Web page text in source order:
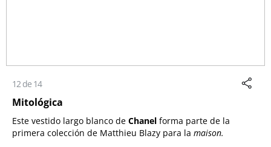
12 de 14
Mitológica
Este vestido largo blanco de Chanel forma parte de la
primera colección de Matthieu Blazy para la maison.